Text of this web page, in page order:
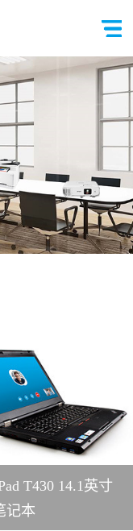
T430 14.1英寸
记本